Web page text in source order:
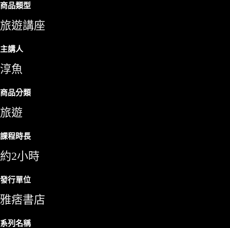
商品類型
旅遊講座
主講人
淳魚
商品分類
旅遊
課程時長
約2小時
發行單位
雅痞書店
系列名稱